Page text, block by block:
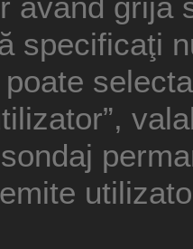
specificaţi